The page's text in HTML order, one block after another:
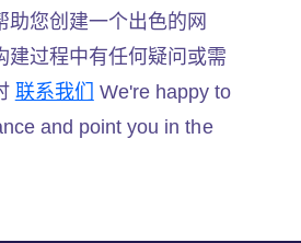
助您创建一个出色的网
建过程中有任何疑问或需
联系我们 We're happy to
and point you in the